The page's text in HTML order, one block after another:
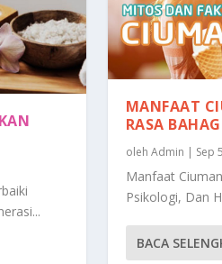
MANFAAT
RASA
oleh Admin | Sep
Manfaat
Psikologi, Dan
BACA